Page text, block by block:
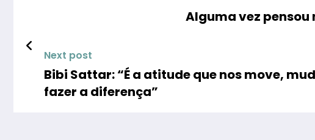
Alguma vez
Next post
Bibi Sattar: “É a atitude que nos move,
fazer a diferença”